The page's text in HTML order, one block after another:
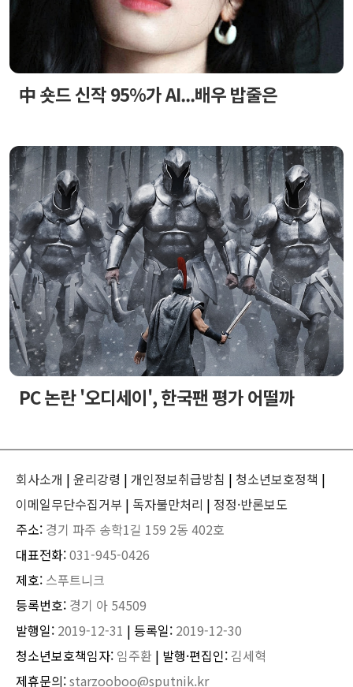
中 숏드 신작 95%가 AI...배우 밥줄은
PC 논란 '오디세이', 한국팬 평가 어떨까
회사소개 | 윤리강령 | 개인정보취급방침 | 청소년보호정책 |
이메일무단수집거부 | 독자불만처리 | 정정·반론보도
주소: 경기 파주 송학1길 159 2동 402호
대표전화:031-945-0426
제호: 스푸트니크
등록번호: 경기 아 54509
발행일: 2019-12-31 | 등록일: 2019-12-30
청소년보호책임자: 임주환 | 발행·편집인: 김세혁
제휴문의:starzooboo@sputnik.kr